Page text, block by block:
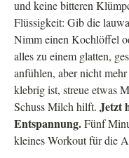
und keine bitteren
Flüssigkeit: Gib die
Nimm einen Kochlöffel
alles zu einem glatten,
anfühlen, aber nicht
klebrig ist, streue etwas
Schuss Milch hilft. Jetzt
Entspannung.Fünf
kleines Workout für die